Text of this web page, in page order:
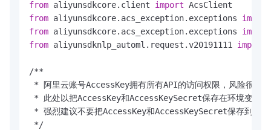
from aliyunsdkcore.client import
from aliyunsdkcore.acs_exception.exceptions import
from aliyunsdkcore.acs_exception.exceptions import
from aliyunsdknlp_automl.request.v20191111 import
/**
* 阿里云账号AccessKey拥有所有API的访问权限，风险很高。
* 此处以把AccessKey和AccessKeySecret保存在环境变量为
* 强烈建议不要把AccessKey和AccessKeySecret保存到代码
*/